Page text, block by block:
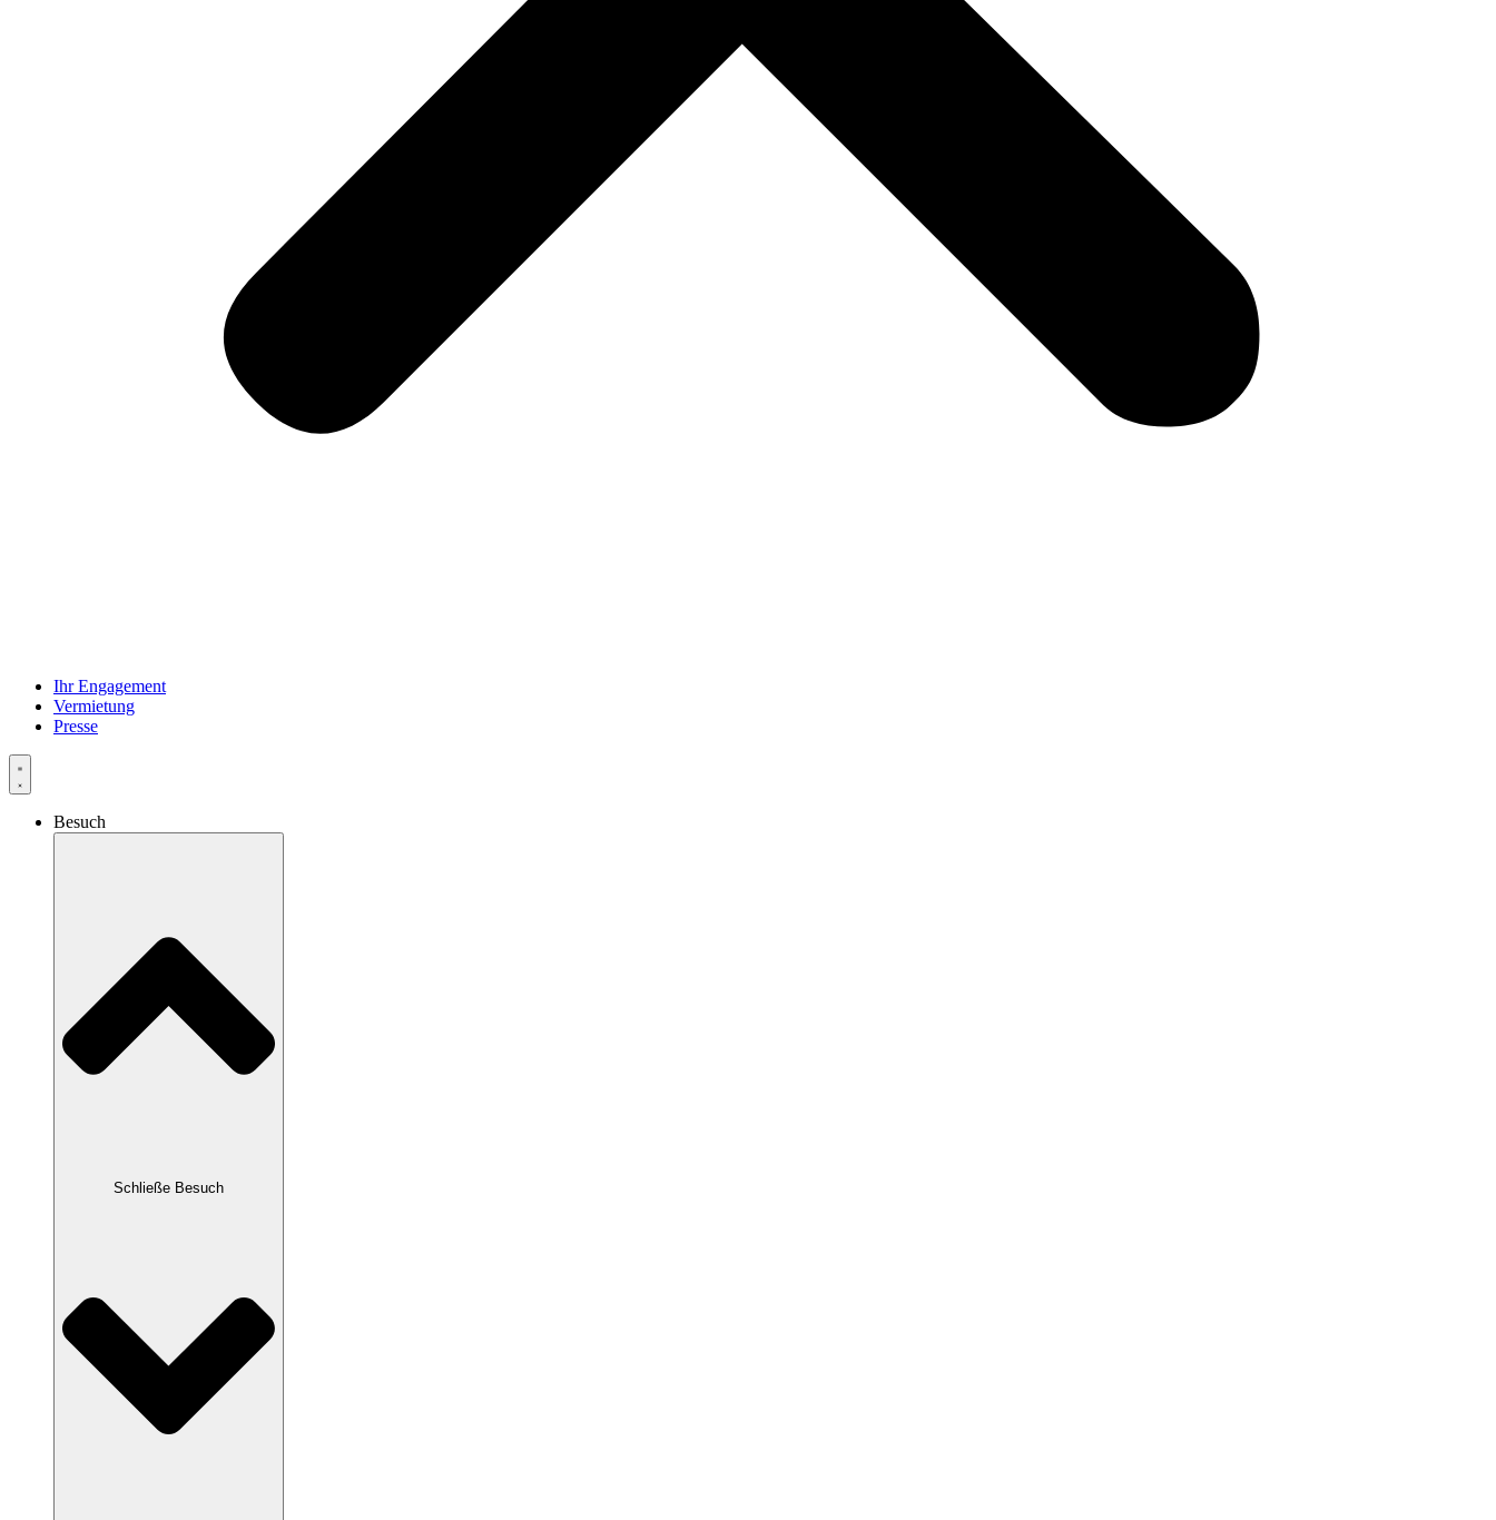
Ihr Engagement
Vermietung
Presse
Besuch
Schließe Besuch